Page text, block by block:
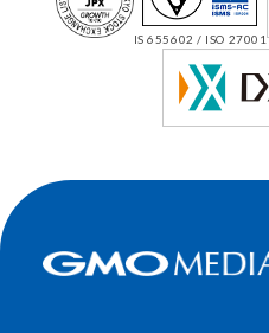
IS 655602 / ISO 27001